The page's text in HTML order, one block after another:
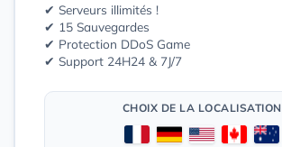
✔ Serveurs illimités !
✔ 15 Sauvegardes
✔ Protection DDoS Game
✔ Support 24H24 & 7J/7
CHOIX DE LA LOCALISATION